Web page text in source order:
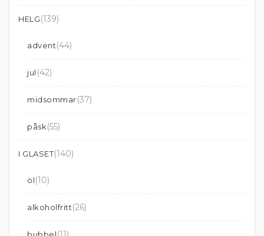
HELG(139)
advent(44)
jul (42)
midsommar(37)
påsk(55)
I GLASET(140)
öl(10)
alkoholfritt(26)